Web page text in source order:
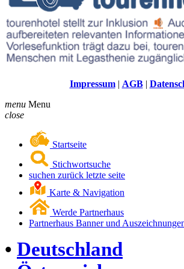
Impressum| AGB|
menu Menu
close
Startseite
Stichwortsuche
suchen zurück letzte seite
Karte & Navigation
Werde Partnerhaus
Partnerhaus Banner und
• Deutschland